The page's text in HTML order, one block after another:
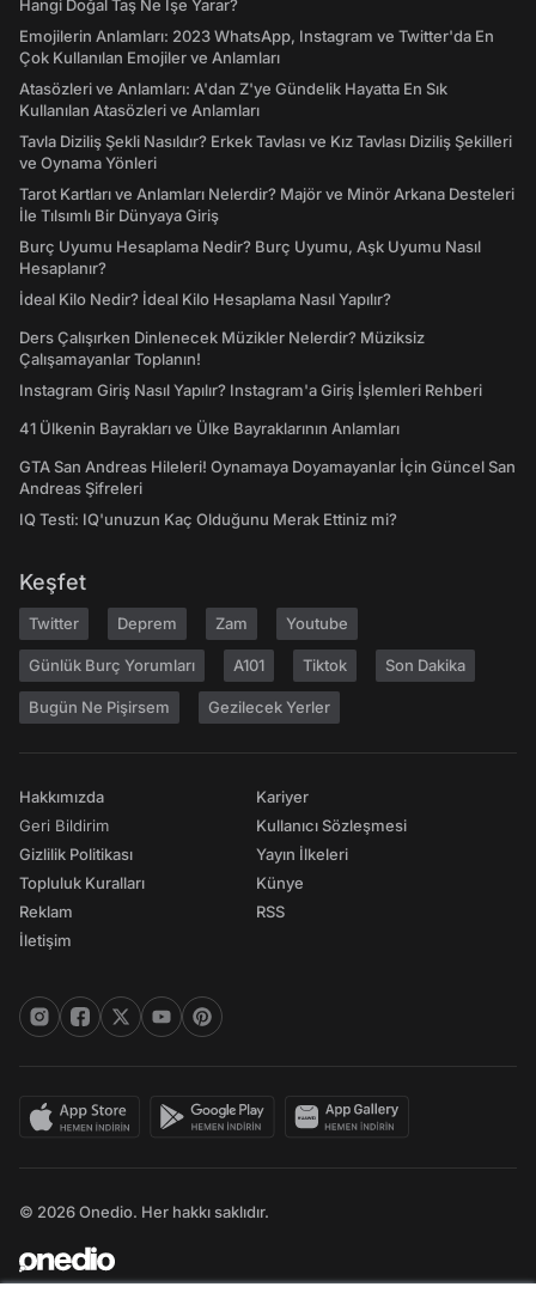
Hangi Doğal Taş Ne İşe Yarar?
Emojilerin Anlamları: 2023 WhatsApp, Instagram ve Twitter'da En
Çok Kullanılan Emojiler ve Anlamları
Atasözleri ve Anlamları: A'dan Z'ye Gündelik Hayatta En Sık
Kullanılan Atasözleri ve Anlamları
Tavla Diziliş Şekli Nasıldır? Erkek Tavlası ve Kız Tavlası Diziliş Şekilleri
ve Oynama Yönleri
Tarot Kartları ve Anlamları Nelerdir? Majör ve Minör Arkana Desteleri
İle Tılsımlı Bir Dünyaya Giriş
Burç Uyumu Hesaplama Nedir? Burç Uyumu, Aşk Uyumu Nasıl
Hesaplanır?
İdeal Kilo Nedir? İdeal Kilo Hesaplama Nasıl Yapılır?
Ders Çalışırken Dinlenecek Müzikler Nelerdir? Müziksiz
Çalışamayanlar Toplanın!
Instagram Giriş Nasıl Yapılır? Instagram'a Giriş İşlemleri Rehberi
41 Ülkenin Bayrakları ve Ülke Bayraklarının Anlamları
GTA San Andreas Hileleri! Oynamaya Doyamayanlar İçin Güncel San
Andreas Şifreleri
IQ Testi: IQ'unuzun Kaç Olduğunu Merak Ettiniz mi?
Keşfet
Twitter Deprem Zam Youtube
Günlük Burç Yorumları A101 Tiktok Son Dakika
Bugün Ne Pişirsem Gezilecek Yerler
Hakkımızda
Geri Bildirim
Gizlilik Politikası
Topluluk Kuralları
Reklam
İletişim
Kariyer
Kullanıcı Sözleşmesi
Yayın İlkeleri
Künye
RSS
© 2026 Onedio. Her hakkı saklıdır.